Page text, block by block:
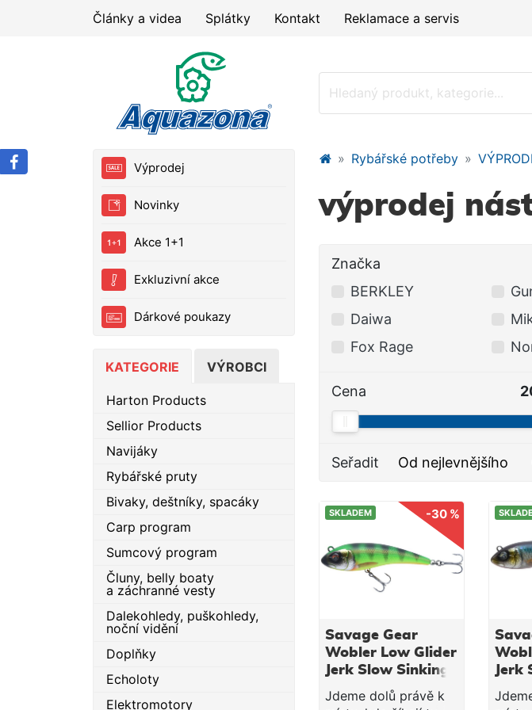
Články a videa Splátky Kontakt Reklamace a servis
Výprodej
Novinky
Akce 1+1
Exkluzivní akce
Dárkové poukazy
KATEGORIE VÝROBCI
Harton Products
Sellior Products
Navijáky
Rybářské pruty
Bivaky, deštníky, spacáky
Carp program
Sumcový program
Čluny, belly boaty
a záchranné vesty
Dalekohledy, puškohledy,
noční vidění
Doplňky
Echoloty
Elektromotory
Rybářské potřeby
výprodej
Značka
BERKLEY
Daiwa
Fox Rage
Cena
Seřadit Od nejlevnějšího
-30 %
SKLADEM
Savage Gear
Wobler Low Glider
Jerk Slow Sinking
FireTiger 14,5
cm76 g
Jdeme dolů právě k
Jerk